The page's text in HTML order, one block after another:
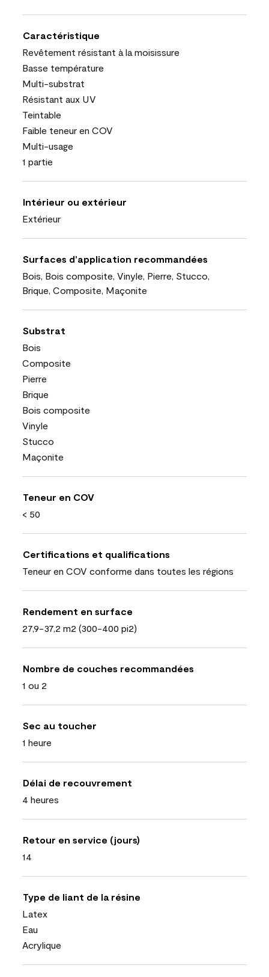
Caractéristique
Revêtement résistant à la moisissure
Basse température
Multi-substrat
Résistant aux UV
Teintable
Faible teneur en COV
Multi-usage
1 partie
Intérieur ou extérieur
Extérieur
Surfaces d’application recommandées
Bois, Bois composite, Vinyle, Pierre, Stucco,
Brique, Composite, Maçonite
Substrat
Bois
Composite
Pierre
Brique
Bois composite
Vinyle
Stucco
Maçonite
Teneur en COV
< 50
Certifications et qualifications
Teneur en COV conforme dans toutes les régions
Rendement en surface
27,9-37,2 m2 (300-400 pi2)
Nombre de couches recommandées
1 ou 2
Sec au toucher
1 heure
Délai de recouvrement
4 heures
Retour en service (jours)
14
Type de liant de la résine
Latex
Eau
Acrylique